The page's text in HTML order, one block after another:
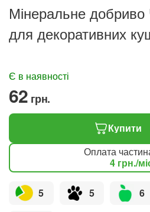
Мінеральне добриво
для декоративних
‍62‍ грн.
Є в наявності
Купити
Оплата
4 грн./
5 5 6